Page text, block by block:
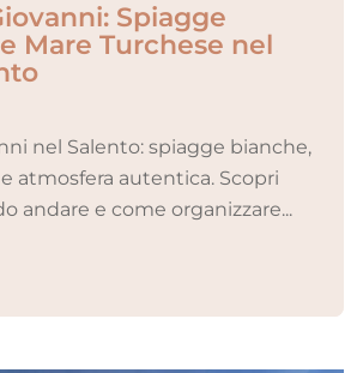
Spiagge
Mare Turchese nel
nel Salento: spiagge bianche,
atmosfera autentica. Scopri
andare e come organizzare...